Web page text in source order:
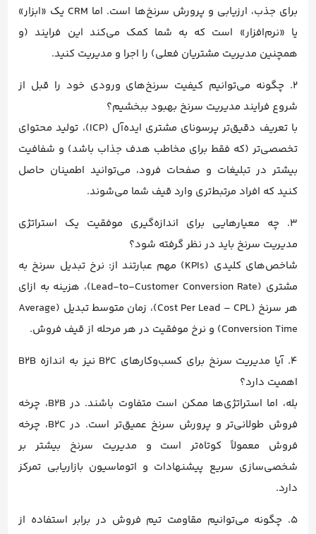
برای جذب، ارزیابی و پرورش سرنخ‌ها است. اما CRM یک «ابزار»
یا «نرم‌افزار» است که به شما کمک می‌کند این فرایند (و
همچنین مدیریت مشتریان فعلی) را اجرا و مدیریت کنید.
۲. چگونه می‌توانیم کیفیت سرنخ‌های ورودی خود را قبل از
شروع فرایند مدیریت سرنخ بهبود ببخشیم؟
با تعریف دقیق‌تر پرسونای مشتری ایده‌آل (ICP)، تولید محتوای
تخصصی‌تر (که فقط برای مخاطب هدف جذاب باشد) و شفافیت
بیشتر در تبلیغات و صفحات فرود، می‌توانید اطمینان حاصل
کنید که افراد مرتبط‌تری وارد قیف شما می‌شوند.
۳. چه معیارهایی برای اندازه‌گیری موفقیت یک استراتژی
مدیریت سرنخ باید در نظر گرفته شود؟
شاخص‌های کلیدی (KPIs) مهم عبارتند از: نرخ تبدیل سرنخ به
مشتری (Lead-to-Customer Conversion Rate)، هزینه به ازای
هر سرنخ (Cost Per Lead – CPL)، زمان متوسط تبدیل (Average
Conversion Time) و نرخ موفقیت در هر مرحله از قیف فروش.
۴. آیا مدیریت سرنخ برای کسب‌وکارهای B2C نیز به اندازه B2B
اهمیت دارد؟
بله، اما استراتژی‌ها ممکن است متفاوت باشند. در B2B، چرخه
فروش طولانی‌تر و پرورش سرنخ عمیق‌تر است. در B2C، چرخه
فروش معمولاً کوتاه‌تر است و مدیریت سرنخ بیشتر بر
شخصی‌سازی سریع پیشنهادات و اتوماسیون بازاریابی تمرکز
دارد.
۵. چگونه می‌توانیم مقاومت تیم فروش در برابر استفاده از